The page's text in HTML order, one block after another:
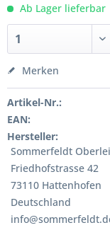
Ab Lager lieferbar
Merken
Artikel-Nr.:
EAN:
Hersteller:
Sommerfeldt
Friedhofstrasse 42
73110 Hattenhofen
Deutschland